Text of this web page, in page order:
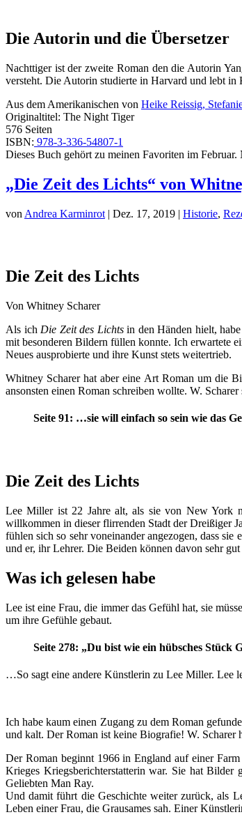
Die Autorin und die Übersetzer
Nachttiger ist der zweite Roman den die Autorin
versteht. Die Autorin studierte in Harvard und lebt in
Aus dem Amerikanischen von Heike Reissig,
Originaltitel: The Night Tiger
576 Seiten
ISBN: 978-3-336-54807-1
Dieses Buch gehört zu meinen Favoriten im
„Die Zeit des Lichts“ von
von Andrea Karminrot | Dez. 17, 2019 | Historie,
Die Zeit des Lichts
Von Whitney Scharer
Als ich Die Zeit des Lichtsin den Händen hielt,
mit besonderen Bildern füllen konnte. Ich erwartete
Neues ausprobierte und ihre Kunst stets weitertrieb.
Whitney Scharer hat aber eine Art Roman um die
ansonsten einen Roman schreiben wollte. W.
Seite 91: …sie will einfach so sein wie das
Die Zeit des Lichts
Lee Miller ist 22 Jahre alt, als sie von New York
willkommen in dieser flirrenden Stadt der Dreißiger
fühlen sich so sehr voneinander angezogen, dass
und er, ihr Lehrer. Die Beiden können davon sehr
Was ich gelesen habe
Lee ist eine Frau, die immer das Gefühl hat, sie
um ihre Gefühle gebaut.
Seite 278: „Du bist wie ein hübsches
…So sagt eine andere Künstlerin zu Lee Miller. Lee
Ich habe kaum einen Zugang zu dem Roman
und kalt. Der Roman ist keine Biografie! W. Scharer
Der Roman beginnt 1966 in England auf einer
Krieges Kriegsberichterstatterin war. Sie hat
Geliebten Man Ray.
Und damit führt die Geschichte weiter zurück, als
Leben einer Frau, die Grausames sah. Einer